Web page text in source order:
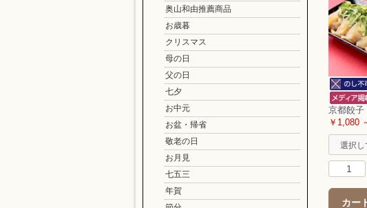
奥山和由推薦商品
お歳暮
クリスマス
母の日
父の日
七夕
お中元
お盆・帰省
敬老の日
お月見
七五三
年賀
京都餃子
￥1,080
カー